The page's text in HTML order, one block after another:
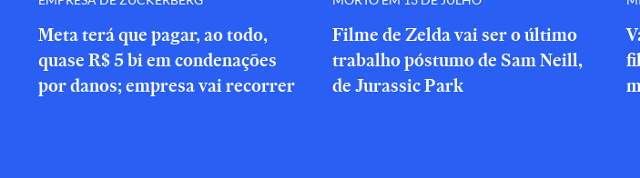
Meta terá que pagar, ao todo,
quase R$ 5 bi em condenações
por danos; empresa vai recorrer
Filme de Zelda vai ser o último
trabalho póstumo de Sam Neill,
de Jurassic Park